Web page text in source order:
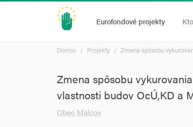
Eurofondové projekty
Domov Projekty Zmena spôsobu
Zmena spôsobu
vlastnosti budov OcÚ,KD a
Obec Malcov